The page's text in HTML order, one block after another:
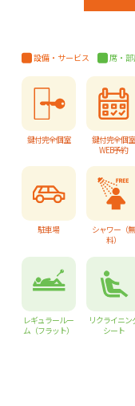
設備・サービス 席・
鍵付完全個室
鍵付完全個室
WEB予約
駐車場
シャワー（無
料）
レギュラールー
ム（フラット）
リクライニン
シート